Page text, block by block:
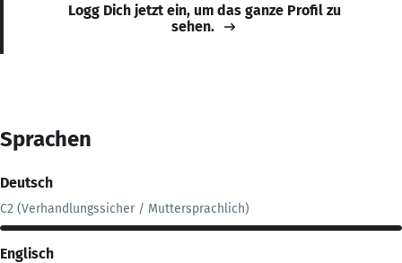
Logg Dich jetzt ein, um das ganze Profil zu
sehen.
Sprachen
Deutsch
C2 (Verhandlungssicher / Muttersprachlich)
Englisch